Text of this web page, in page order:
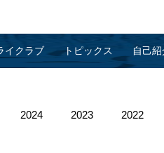
イクラブ トピックス 自己
2024 2023 2022